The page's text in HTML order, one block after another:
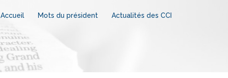
Accueil Mots du président Actualités des CCI